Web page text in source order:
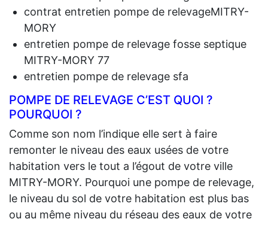
contrat entretien pompe de relevageMITRY-
MORY
entretien pompe de relevage fosse septique
MITRY-MORY 77
entretien pompe de relevage sfa
POMPE DE RELEVAGE C’EST QUOI ?
POURQUOI ?
Comme son nom l’indique elle sert à faire
remonter le niveau des eaux usées de votre
habitation vers le tout a l’égout de votre ville
MITRY-MORY. Pourquoi une pompe de relevage,
le niveau du sol de votre habitation est plus bas
ou au même niveau du réseau des eaux de votre